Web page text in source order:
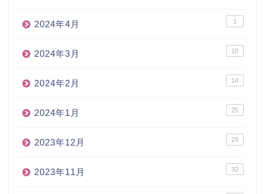
2024年4月 1
2024年3月 10
2024年2月 14
2024年1月 25
2023年12月 29
2023年11月 32